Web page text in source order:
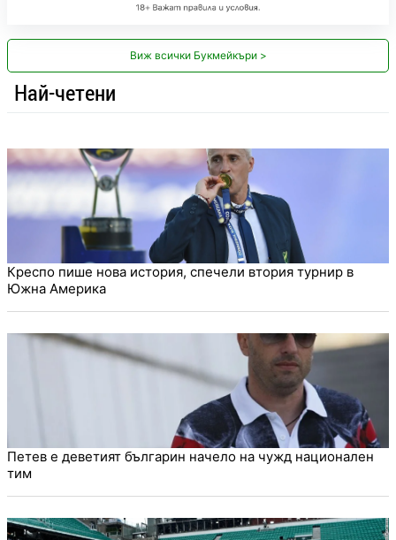
Виж всички Букмейкъри >
Най-четени
Креспо пише нова история, спечели втория турнир в
Южна Америка
Петев е деветият българин начело на чужд национален
тим